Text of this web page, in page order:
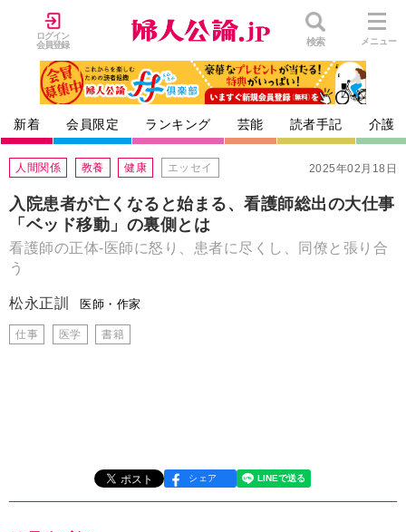
ログイン
会員登録
検索 メニュー
新着 会員限定 ランキング 芸能 読者手記 介護
2025年02月18日
人間関係 教養 健康 エッセイ
入院患者が亡くなると始まる、看護師総出の大仕事
「ベッド移動」の裏側とは
看護師の正体-医師に怒り、患者に尽くし、同僚と張り合
う
松永正訓 医師・作家
仕事 医学 書籍
シェア